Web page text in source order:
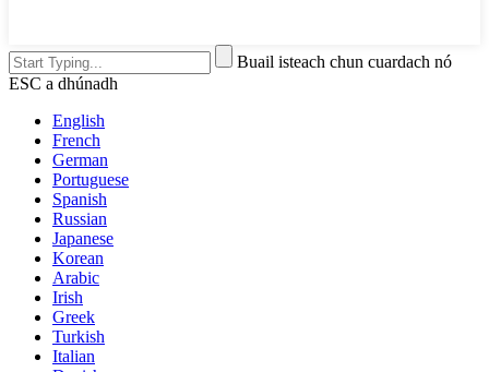
Buail isteach chun cuardach nó
ESC a dhúnadh
English
French
German
Portuguese
Spanish
Russian
Japanese
Korean
Arabic
Irish
Greek
Turkish
Italian